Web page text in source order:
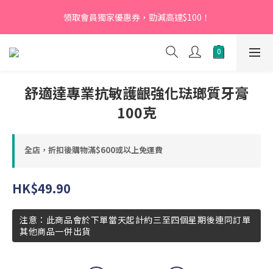
【新會員】即日起至2026月12月31日，首次下單輸入優惠碼
「NEW95」即可享95折
領取會員獨家優惠券，勁減高達$100！
【新會員】即日起至2026月12月31日，首次下單輸入優惠碼
「NEW95」即可享95折
舒適達專業抗敏護齦強化琺瑯質牙膏
100克
全店，折扣後購物滿$600或以上免運費
HK$49.90
注意：此商品會於下單當天起計約三至四個星期後連同訂單
其他商品一併出貨